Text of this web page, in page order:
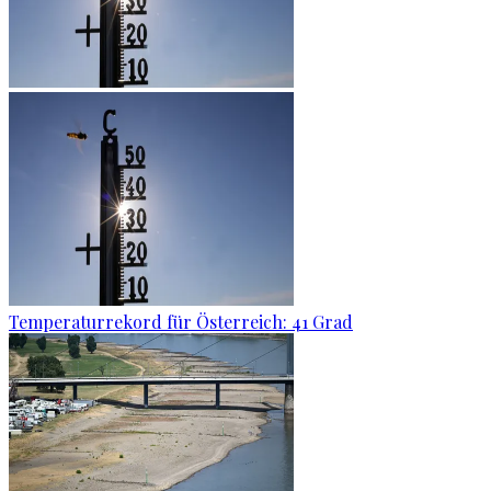
Temperaturrekord für Österreich: 41 Grad